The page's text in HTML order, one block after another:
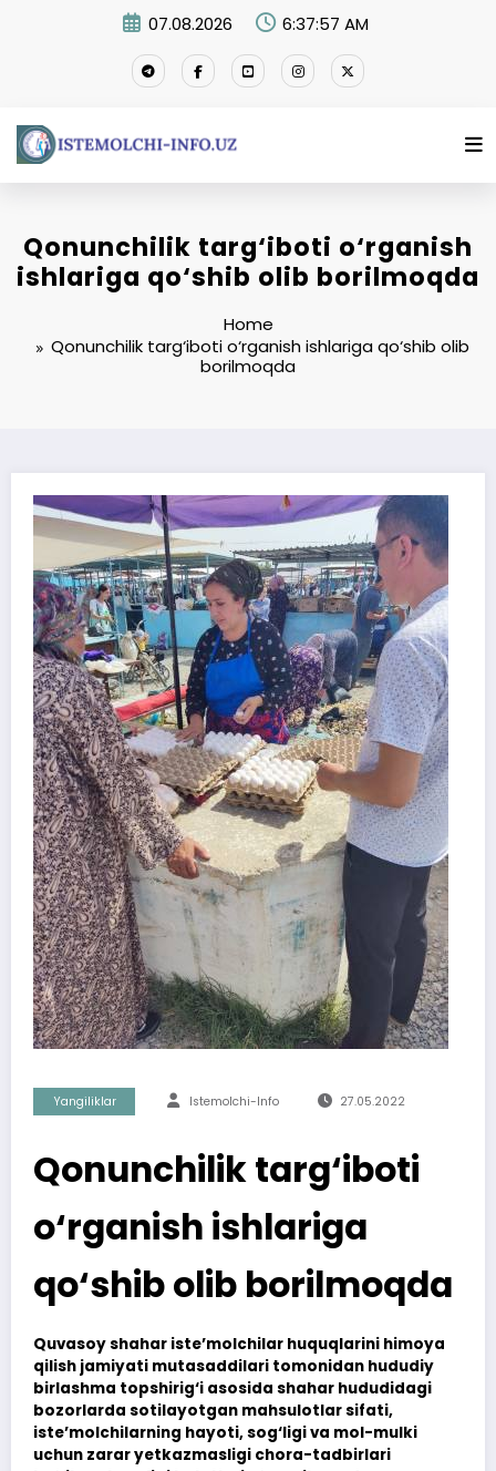
07.08.2026 6:37:58 AM
Qonunchilik targ‘iboti o‘rganish
ishlariga qo‘shib olib borilmoqda
Home
Qonunchilik targ‘iboti o‘rganish ishlariga qo‘shib olib
borilmoqda
Yangiliklar Istemolchi-Info 27.05.2022
Qonunchilik targ‘iboti
o‘rganish ishlariga
qo‘shib olib borilmoqda
Quvasoy shahar iste’molchilar huquqlarini himoya
qilish jamiyati mutasaddilari tomonidan hududiy
birlashma topshirig‘i asosida shahar hududidagi
bozorlarda sotilayotgan mahsulotlar sifati,
iste’molchilarning hayoti, sog‘ligi va mol-mulki
uchun zarar yetkazmasligi chora-tadbirlari